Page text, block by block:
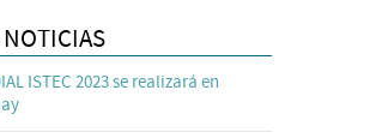
NOTICIAS
ISTEC 2023 se realizará en